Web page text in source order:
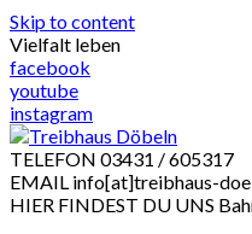
Skip to content
Vielfalt leben
facebook
youtube
instagram
TELEFON 03431 / 605317
EMAIL info[at]treibhaus-
HIER FINDEST DU UNS